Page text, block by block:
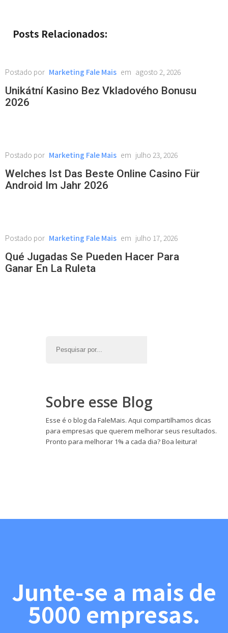
Posts Relacionados:
Unikátní Kasino Bez Vkladového Bonusu
2026
Marketing Fale Mais agosto 2, 2026
Welches Ist Das Beste Online Casino Für
Android Im Jahr 2026
Marketing Fale Mais julho 23, 2026
Qué Jugadas Se Pueden Hacer Para
Ganar En La Ruleta
Marketing Fale Mais julho 17, 2026
Sobre esse Blog
Esse é o blog da FaleMais. Aqui compartilhamos dicas
para empresas que querem melhorar seus resultados.
Pronto para melhorar 1% a cada dia? Boa leitura!
Junte-se a mais de
5000 empresas.